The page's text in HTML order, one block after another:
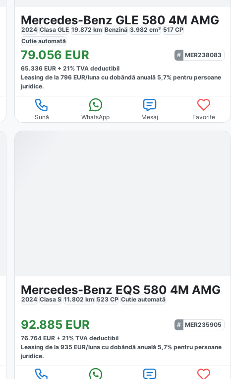
Mercedes-Benz GLE 580 4M AMG
2024 Clasa GLE 19.872 km Benzină 3.982 cm³ 517CP
Cutie automată
79.056 EUR
MER238083
65.336EUR + 21% TVA deductibil
Leasing de la 796EUR/lunacu dobăndă anuală 5,7% pentru persoane
juridice.
Sună WhatsApp Mesaj Favorite
Mercedes-Benz EQS 580 4M AMG
2024 Clasa S 11.802 km 523CP Cutie automată
92.885EUR
MER235905
76.764EUR + 21% TVA deductibil
Leasing de la 935 EUR/lunacu dobăndă anuală 5,7% pentru persoane
juridice.